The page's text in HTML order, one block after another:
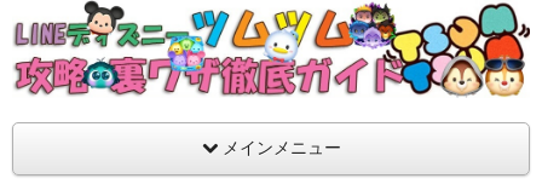
LINEディズニー ツムツム攻略・裏ワザ徹底
支持率No1！痒いところに手が届くツムツム攻略サイト！新ツ
ラ評価も丁寧に解説！ツムツムを120％楽しめるサイトを目指し
メインメニュー